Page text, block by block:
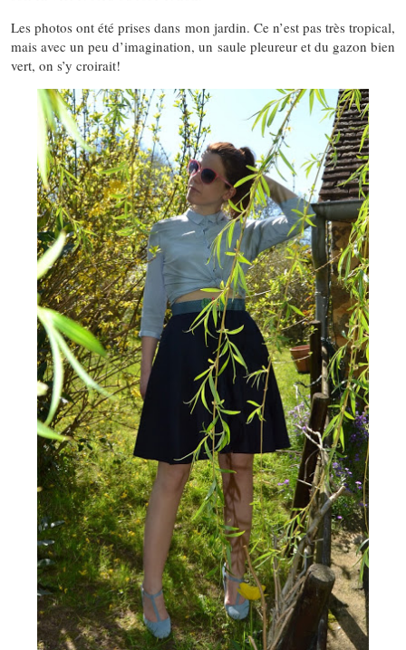
Les photos ont été prises dans mon jardin. Ce n’est pas très tropical,
mais avec un peu d’imagination, un saule pleureur et du gazon bien
vert, on s’y croirait!